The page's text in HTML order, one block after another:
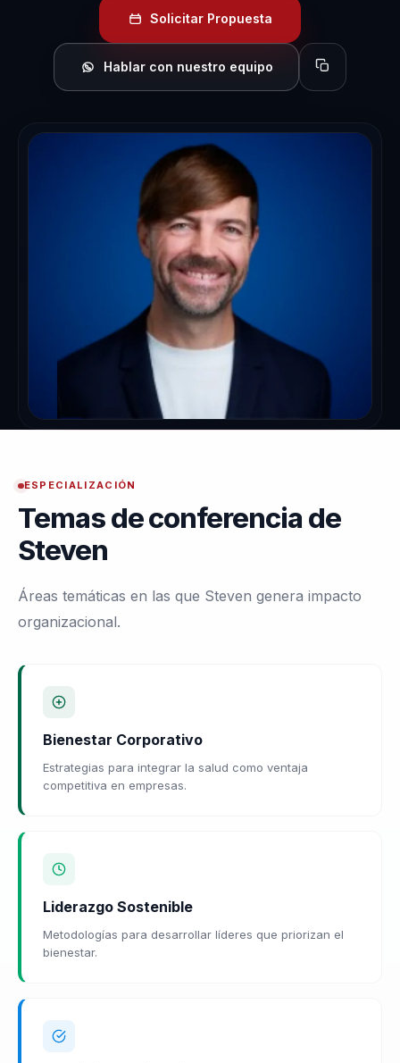
Solicitar Propuesta
Hablar con nuestro equipo Copiar perfil
ESPECIALIZACIÓN
Temas de conferencia de
Steven
Áreas temáticas en las que Steven genera impacto
organizacional.
Bienestar Corporativo
Estrategias para integrar la salud como ventaja
competitiva en empresas.
Liderazgo Sostenible
Metodologías para desarrollar líderes que priorizan el
bienestar.